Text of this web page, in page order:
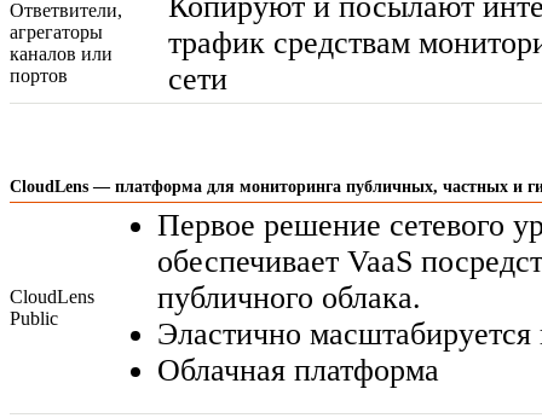
Ответвители,
агрегаторы
каналов или
портов
трафик средствам
сети
CloudLens — платформа для мониторинга публичных, частных и
CloudLens
Public
Первое решение сетевого
обеспечивает VaaS
публичного облака.
Эластично
Облачная платформа